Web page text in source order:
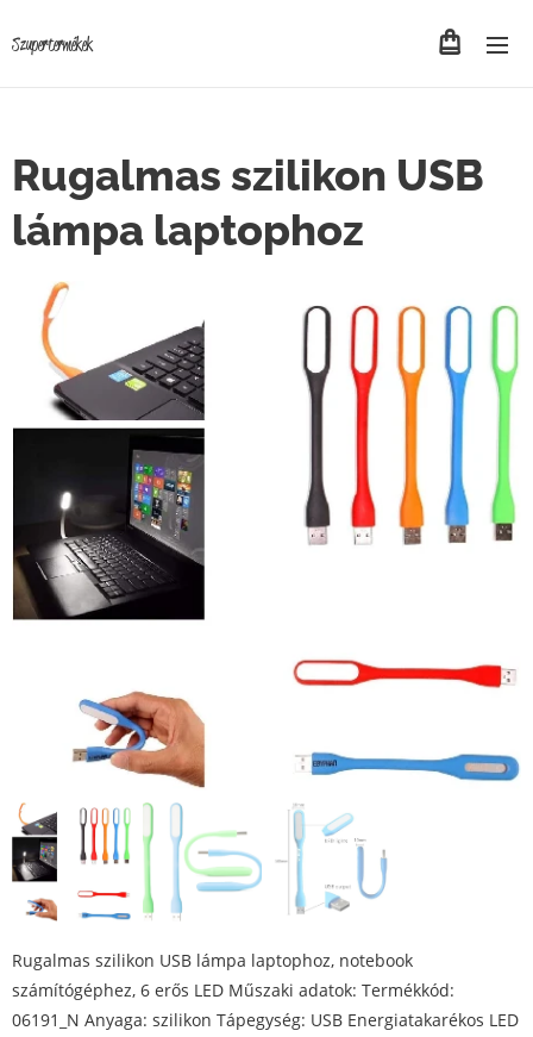
Szupertermékek
Rugalmas szilikon USB
lámpa laptophoz
Rugalmas szilikon USB lámpa laptophoz, notebook
számítógéphez, 6 erős LED Műszaki adatok: Termékkód:
06191_N Anyaga: szilikon Tápegység: USB Energiatakarékos LED